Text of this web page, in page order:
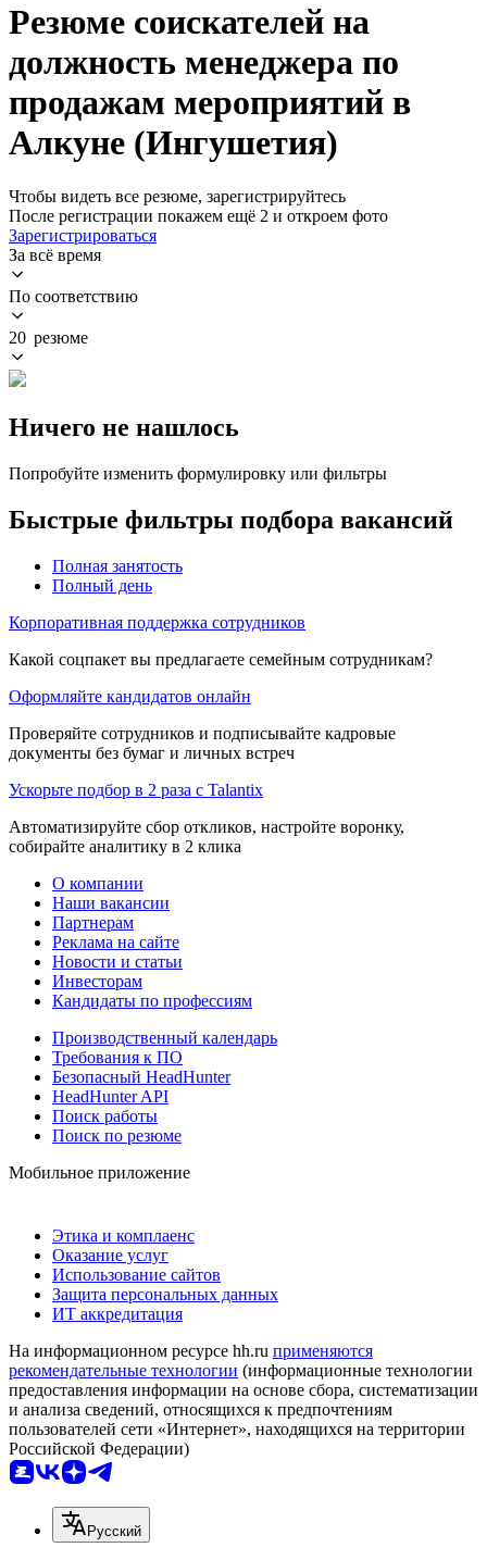
Резюме соискателей на
должность менеджера по
продажам мероприятий в
Алкуне (Ингушетия)
Чтобы видеть все резюме, зарегистрируйтесь
После регистрации покажем ещё 2 и откроем фото
Зарегистрироваться
За всё время
По соответствию
20 резюме
Ничего не нашлось
Попробуйте изменить формулировку или фильтры
Быстрые фильтры подбора вакансий
Полная занятость
Полный день
Корпоративная поддержка сотрудников
Какой соцпакет вы предлагаете семейным сотрудникам?
Оформляйте кандидатов онлайн
Проверяйте сотрудников и подписывайте кадровые
документы без бумаг и личных встреч
Ускорьте подбор в 2 раза с Talantix
Автоматизируйте сбор откликов, настройте воронку,
собирайте аналитику в 2 клика
О компании
Наши вакансии
Партнерам
Реклама на сайте
Новости и статьи
Инвесторам
Кандидаты по профессиям
Производственный календарь
Требования к ПО
Безопасный HeadHunter
HeadHunter API
Поиск работы
Поиск по резюме
Мобильное приложение
Этика и комплаенс
Оказание услуг
Использование сайтов
Защита персональных данных
ИТ аккредитация
На информационном ресурсе hh.ru применяются
рекомендательные технологии (информационные технологии
предоставления информации на основе сбора, систематизации
и анализа сведений, относящихся к предпочтениям
пользователей сети «Интернет», находящихся на территории
Российской Федерации)
Русский